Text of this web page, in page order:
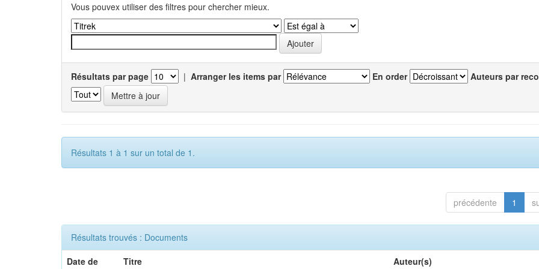
Vous pouvex utiliser des filtres pour chercher mieux.
Résultats par page | Arranger les items par En order Auteurs par
Résultats 1 à 1 sur un total de 1.
précédente 1
Résultats trouvés : Documents
Date de
Titre Auteur(s)